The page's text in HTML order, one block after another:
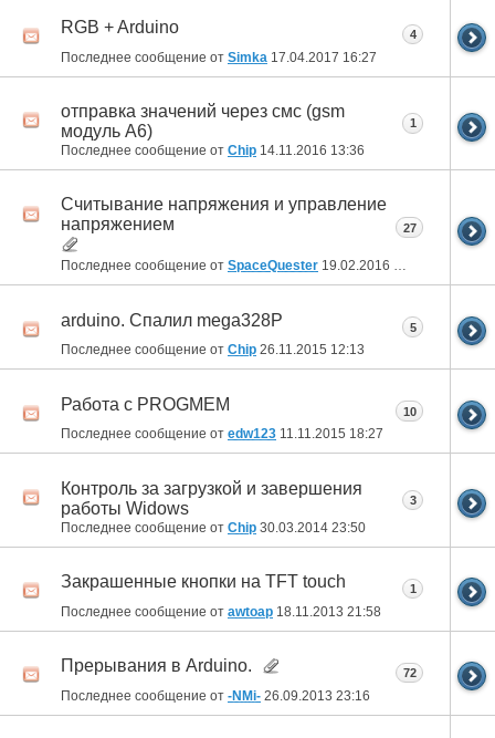
RGB + Arduino
Последнее сообщение от Simka 17.04.2017 16:27
4
отправка значений через смс (gsm
модуль А6)
Последнее сообщение от Chip 14.11.2016 13:36
1
Считывание напряжения и управление
напряжением
Последнее сообщение от SpaceQuester 19.02.2016 12:57
27
arduino. Спалил mega328P
Последнее сообщение от Chip 26.11.2015 12:13
5
Работа с PROGMEM
Последнее сообщение от edw123 11.11.2015 18:27
10
Контроль за загрузкой и завершения
работы Widows
Последнее сообщение от Chip 30.03.2014 23:50
3
Закрашенные кнопки на TFT touch
Последнее сообщение от awtoap 18.11.2013 21:58
1
Прерывания в Arduino.
Последнее сообщение от -NMi- 26.09.2013 23:16
72